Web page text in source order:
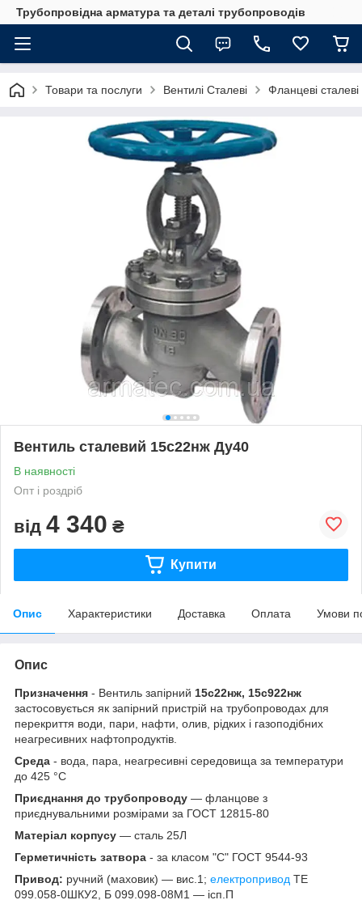
Трубопровідна арматура та деталі трубопроводів
Товари та послуги Вентилі Сталеві Фланцеві
Вентиль сталевий 15с22нж Ду40
В наявності
Опт і роздріб
від 4 340 ₴
Купити
Опис Характеристики Доставка Оплата Умови
Опис
Призначення - Вентиль запірний 15с22нж, 15с922нж
застосовується як запірний пристрій на трубопроводах для
перекриття води, пари, нафти, олив, рідких і газоподібних
неагресивних нафтопродуктів.
Среда - вода, пара, неагресивні середовища за температури
до 425 °C
Приєднання до трубопроводу — фланцове з
приєднувальними розмірами за ГОСТ 12815-80
Матеріал корпусу — сталь 25Л
Герметичність затвора - за класом "С" ГОСТ 9544-93
Привод: ручний (маховик) — вис.1; електропривод ТЕ
099.058-0ШКУ2, Б 099.098-08М1 — ісп.П